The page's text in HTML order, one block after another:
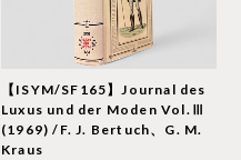
【ISYM/SF165】Journal des
Luxus und der Moden Vol.Ⅲ
(1969) /F. J. Bertuch、G. M.
Kraus